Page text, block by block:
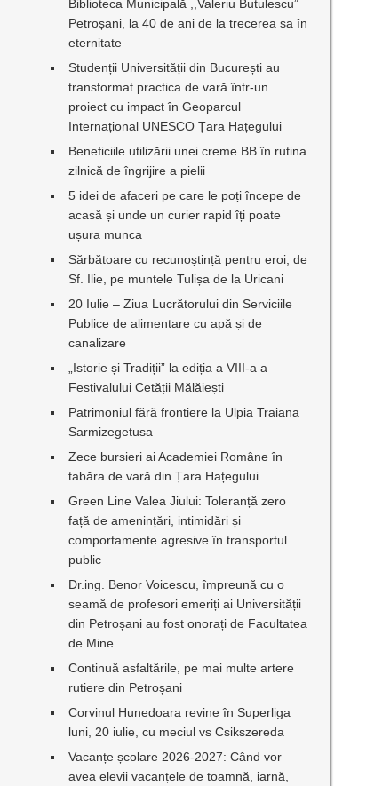
Biblioteca Municipală ,,Valeriu Butulescu”
Petroșani, la 40 de ani de la trecerea sa în
eternitate
Studenții Universității din București au
transformat practica de vară într-un
proiect cu impact în Geoparcul
Internațional UNESCO Țara Hațegului
Beneficiile utilizării unei creme BB în rutina
zilnică de îngrijire a pielii
5 idei de afaceri pe care le poți începe de
acasă și unde un curier rapid îți poate
ușura munca
Sărbătoare cu recunoștință pentru eroi, de
Sf. Ilie, pe muntele Tulișa de la Uricani
20 Iulie – Ziua Lucrătorului din Serviciile
Publice de alimentare cu apă și de
canalizare
„Istorie și Tradiții” la ediția a VIII-a a
Festivalului Cetății Mălăiești
Patrimoniul fără frontiere la Ulpia Traiana
Sarmizegetusa
Zece bursieri ai Academiei Române în
tabăra de vară din Țara Hațegului
Green Line Valea Jiului: Toleranță zero
față de amenințări, intimidări și
comportamente agresive în transportul
public
Dr.ing. Benor Voicescu, împreună cu o
seamă de profesori emeriți ai Universității
din Petroșani au fost onorați de Facultatea
de Mine
Continuă asfaltările, pe mai multe artere
rutiere din Petroșani
Corvinul Hunedoara revine în Superliga
luni, 20 iulie, cu meciul vs Csikszereda
Vacanțe școlare 2026-2027: Când vor
avea elevii vacanțele de toamnă, iarnă,